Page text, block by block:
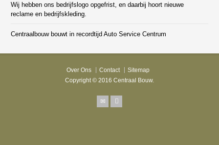
Wij hebben ons bedrijfslogo opgefrist, en daarbij hoort nieuwe
reclame en bedrijfskleding.
Centraalbouw bouwt in recordtijd Auto Service Centrum
Over Ons Contact
Sitemap
Copyright © 2016 Centraal Bouw.